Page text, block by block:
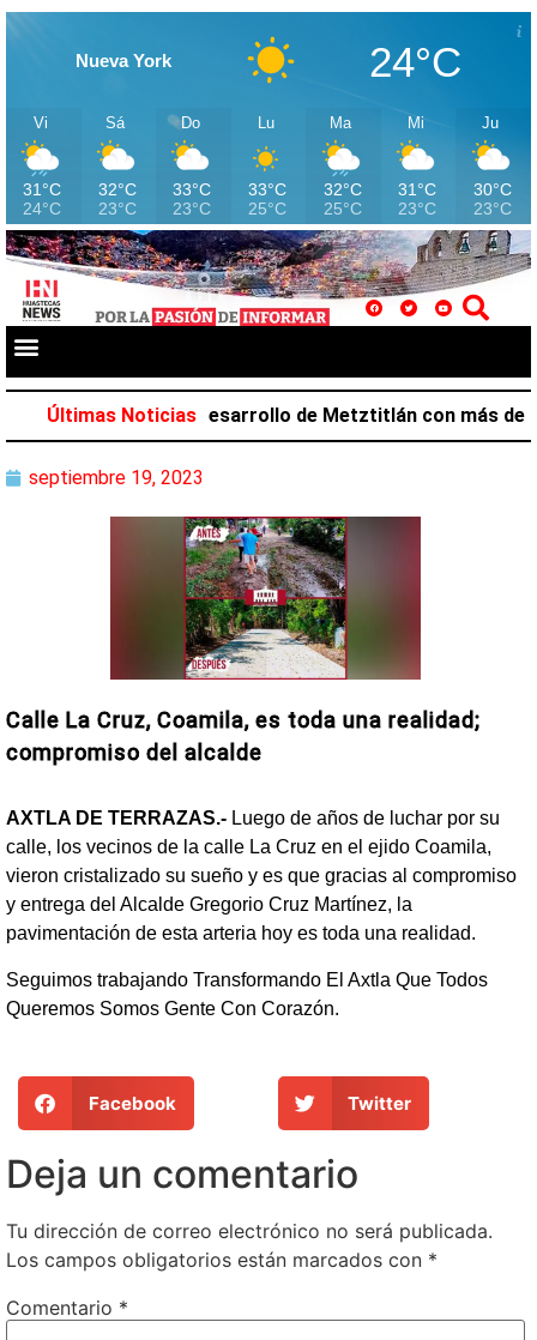
Nueva York 24°C
Vi
31°C
24°C
Sá
32°C
23°C
Do
33°C
23°C
Lu
33°C
25°C
Ma
32°C
25°C
Mi
31°C
23°C
Ju
30°C
23°C
Últimas Noticias
Salazar favorece desarrollo de Metztitlán con más de
septiembre 19, 2023
Calle La Cruz, Coamila, es toda una realidad;
compromiso del alcalde
AXTLA DE TERRAZAS.- Luego de años de luchar por su
calle, los vecinos de la calle La Cruz en el ejido Coamila,
vieron cristalizado su sueño y es que gracias al compromiso
y entrega del Alcalde Gregorio Cruz Martínez, la
pavimentación de esta arteria hoy es toda una realidad.
Seguimos trabajando Transformando El Axtla Que Todos
Queremos Somos Gente Con Corazón.
Facebook Twitter
Deja un comentario
Tu dirección de correo electrónico no será publicada.
Los campos obligatorios están marcados con *
Comentario *